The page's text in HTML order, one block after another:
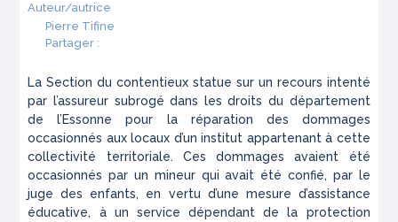
Auteur/autrice
Pierre Tifine
Partager :
La Section du contentieux statue sur un recours intenté
par l’assureur subrogé dans les droits du département
de l’Essonne pour la réparation des dommages
occasionnés aux locaux d’un institut appartenant à cette
collectivité territoriale. Ces dommages avaient été
occasionnés par un mineur qui avait été confié, par le
juge des enfants, en vertu d’une mesure d’assistance
éducative, à un service dépendant de la protection